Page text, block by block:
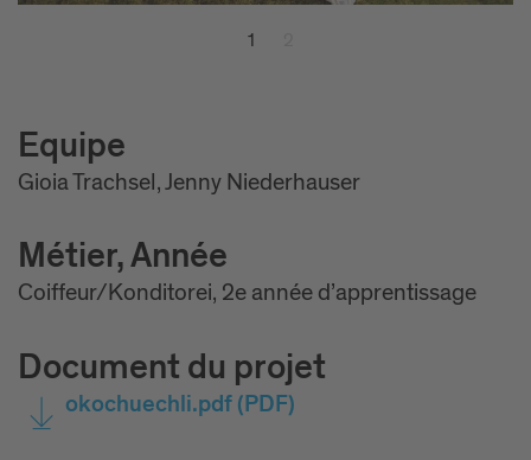
1
Equipe
Gioia Trachsel, Jenny Niederhauser
Métier, Année
Coiffeur/Konditorei, 2e année d’apprentissage
Document du projet
okochuechli.pdf(PDF)